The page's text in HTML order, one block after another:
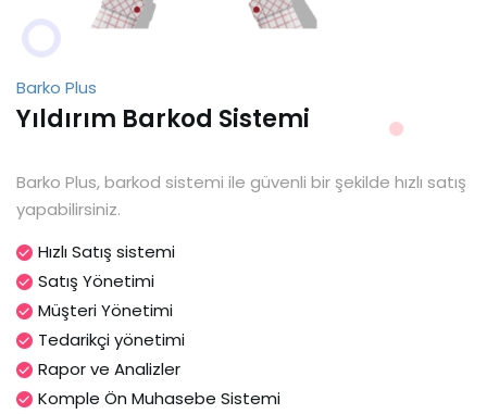
Barko Plus
Yıldırım Barkod Sistemi
Barko Plus, barkod sistemi ile güvenli bir şekilde hızlı satış
yapabilirsiniz.
Hızlı Satış sistemi
Satış Yönetimi
Müşteri Yönetimi
Tedarikçi yönetimi
Rapor ve Analizler
Komple Ön Muhasebe Sistemi